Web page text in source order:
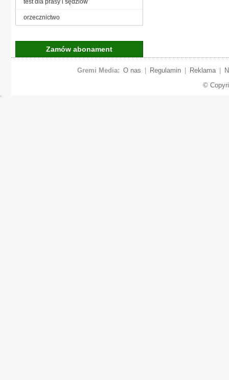
orzecznictwo
Zamów abonament
Gremi Media: O nas Regulamin Reklama
©